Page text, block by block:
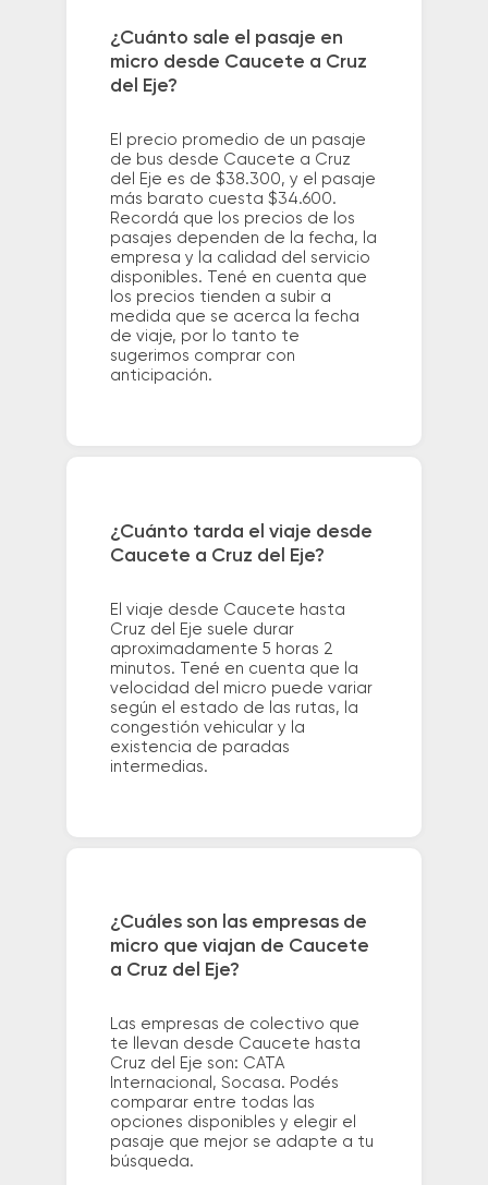
¿Cuánto sale el pasaje en
micro desde Caucete a Cruz
del Eje?
El precio promedio de un pasaje
de bus desde Caucete a Cruz
del Eje es de $38.300, y el pasaje
más barato cuesta $34.600.
Recordá que los precios de los
pasajes dependen de la fecha, la
empresa y la calidad del servicio
disponibles. Tené en cuenta que
los precios tienden a subir a
medida que se acerca la fecha
de viaje, por lo tanto te
sugerimos comprar con
anticipación.
¿Cuánto tarda el viaje desde
Caucete a Cruz del Eje?
El viaje desde Caucete hasta
Cruz del Eje suele durar
aproximadamente 5 horas 2
minutos. Tené en cuenta que la
velocidad del micro puede variar
según el estado de las rutas, la
congestión vehicular y la
existencia de paradas
intermedias.
¿Cuáles son las empresas de
micro que viajan de Caucete
a Cruz del Eje?
Las empresas de colectivo que
te llevan desde Caucete hasta
Cruz del Eje son: CATA
Internacional, Socasa. Podés
comparar entre todas las
opciones disponibles y elegir el
pasaje que mejor se adapte a tu
búsqueda.